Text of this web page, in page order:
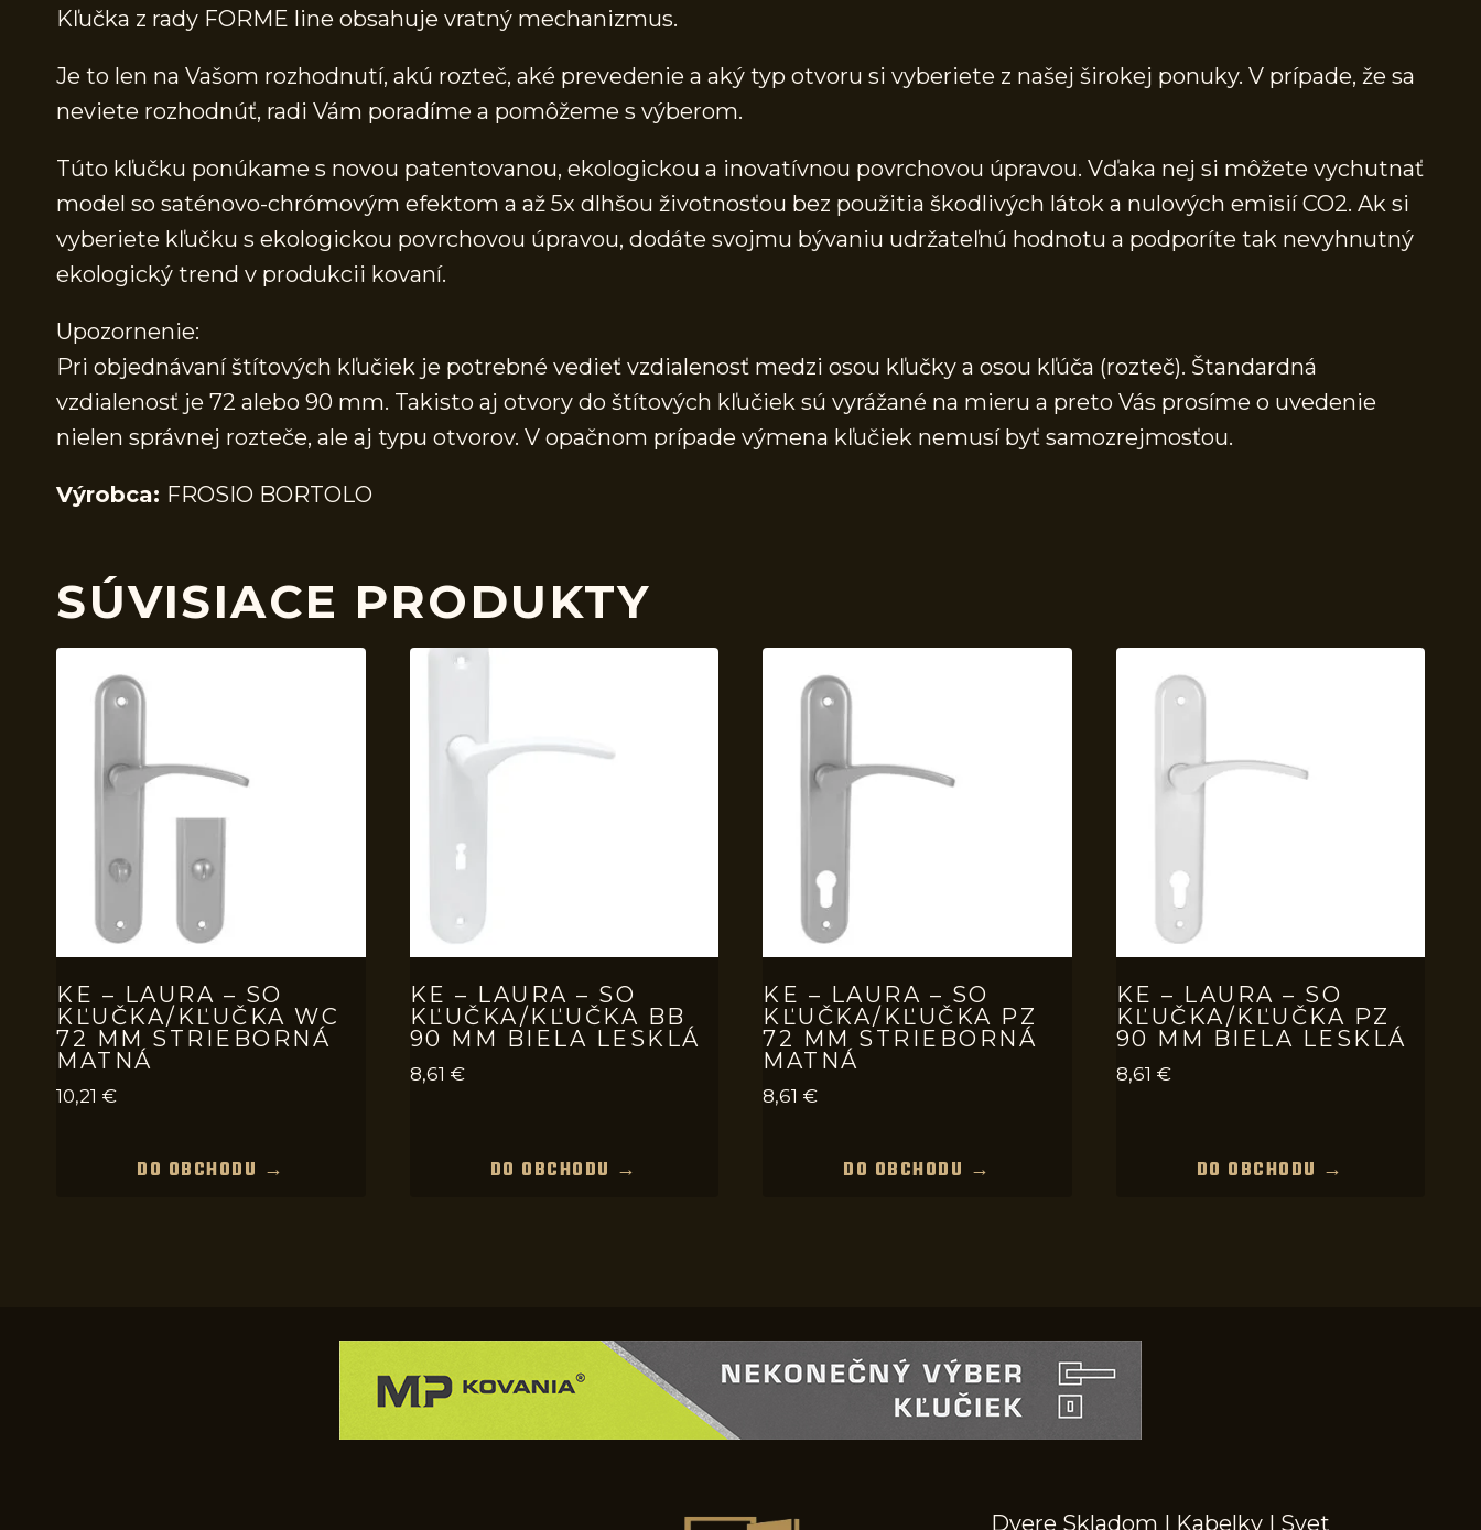
Kľučka z rady FORME line obsahuje vratný mechanizmus.
Je to len na Vašom rozhodnutí, akú rozteč, aké prevedenie a aký typ otvoru si vyberiete z našej širokej ponuky. V prípade, že sa
neviete rozhodnúť, radi Vám poradíme a pomôžeme s výberom.
Túto kľučku ponúkame s novou patentovanou, ekologickou a inovatívnou povrchovou úpravou. Vďaka nej si môžete vychutnať
model so saténovo-chrómovým efektom a až 5x dlhšou životnosťou bez použitia škodlivých látok a nulových emisií CO2. Ak si
vyberiete kľučku s ekologickou povrchovou úpravou, dodáte svojmu bývaniu udržateľnú hodnotu a podporíte tak nevyhnutný
ekologický trend v produkcii kovaní.
Upozornenie:
Pri objednávaní štítových kľučiek je potrebné vedieť vzdialenosť medzi osou kľučky a osou kľúča (rozteč). Štandardná
vzdialenosť je 72 alebo 90 mm. Takisto aj otvory do štítových kľučiek sú vyrážané na mieru a preto Vás prosíme o uvedenie
nielen správnej rozteče, ale aj typu otvorov. V opačnom prípade výmena kľučiek nemusí byť samozrejmosťou.
Výrobca: FROSIO BORTOLO
SÚVISIACE PRODUKTY
KE – LAURA – SO
KĽUČKA/KĽUČKA WC
72 MM STRIEBORNÁ
MATNÁ
10,21 €
DO OBCHODU →
KE – LAURA – SO
KĽUČKA/KĽUČKA BB
90 MM BIELA LESKLÁ
8,61 €
DO OBCHODU →
KE – LAURA – SO
KĽUČKA/KĽUČKA PZ
72 MM STRIEBORNÁ
MATNÁ
8,61 €
DO OBCHODU →
KE – LAURA – SO
KĽUČKA/KĽUČKA PZ
90 MM BIELA LESKLÁ
8,61 €
DO OBCHODU →
Dvere Skladom | Kabelky | Svet